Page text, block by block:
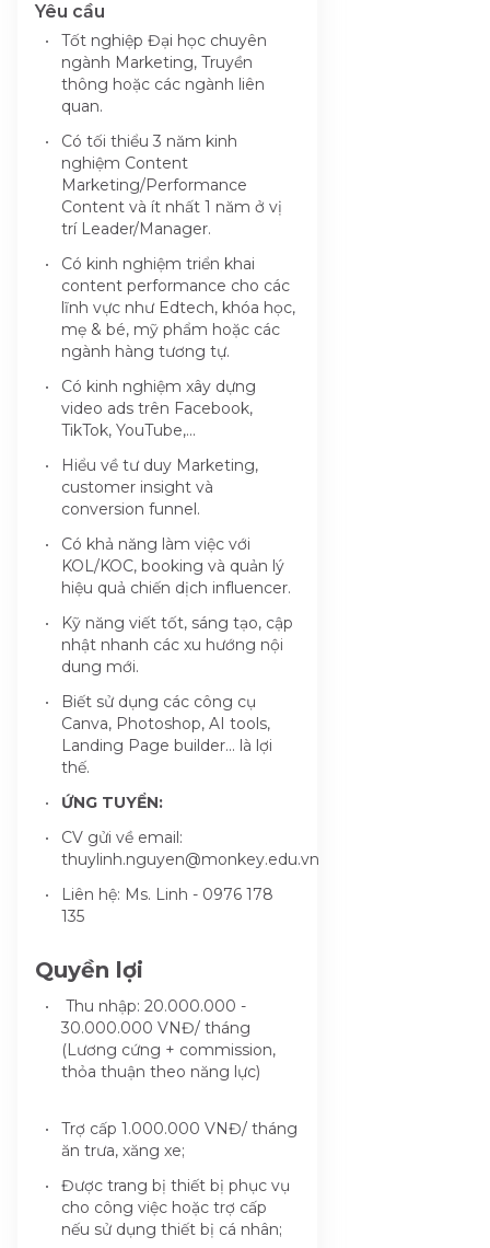
Yêu cầu
Tốt nghiệp Đại học chuyên
ngành Marketing, Truyền
thông hoặc các ngành liên
quan.
Có tối thiểu 3 năm kinh
nghiệm Content
Marketing/Performance
Content và ít nhất 1 năm ở vị
trí Leader/Manager.
Có kinh nghiệm triển khai
content performance cho các
lĩnh vực như Edtech, khóa học,
mẹ & bé, mỹ phẩm hoặc các
ngành hàng tương tự.
Có kinh nghiệm xây dựng
video ads trên Facebook,
TikTok, YouTube,...
Hiểu về tư duy Marketing,
customer insight và
conversion funnel.
Có khả năng làm việc với
KOL/KOC, booking và quản lý
hiệu quả chiến dịch influencer.
Kỹ năng viết tốt, sáng tạo, cập
nhật nhanh các xu hướng nội
dung mới.
Biết sử dụng các công cụ
Canva, Photoshop, AI tools,
Landing Page builder... là lợi
thế.
ỨNG TUYỂN:
CV gửi về email:
thuylinh.nguyen@monkey.edu.vn
Liên hệ: Ms. Linh - 0976 178
135
Quyền lợi
Thu nhập: 20.000.000 -
30.000.000 VNĐ/ tháng
(Lương cứng + commission,
thỏa thuận theo năng lực)
Trợ cấp 1.000.000 VNĐ/ tháng
ăn trưa, xăng xe;
Được trang bị thiết bị phục vụ
cho công việc hoặc trợ cấp
nếu sử dụng thiết bị cá nhân;